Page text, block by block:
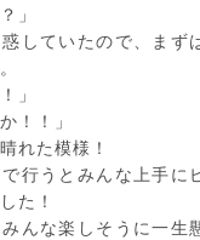
」
していたので、まず
」
！！」
れた模様！
行うとみんな上手に
た！
んな楽しそうに一生